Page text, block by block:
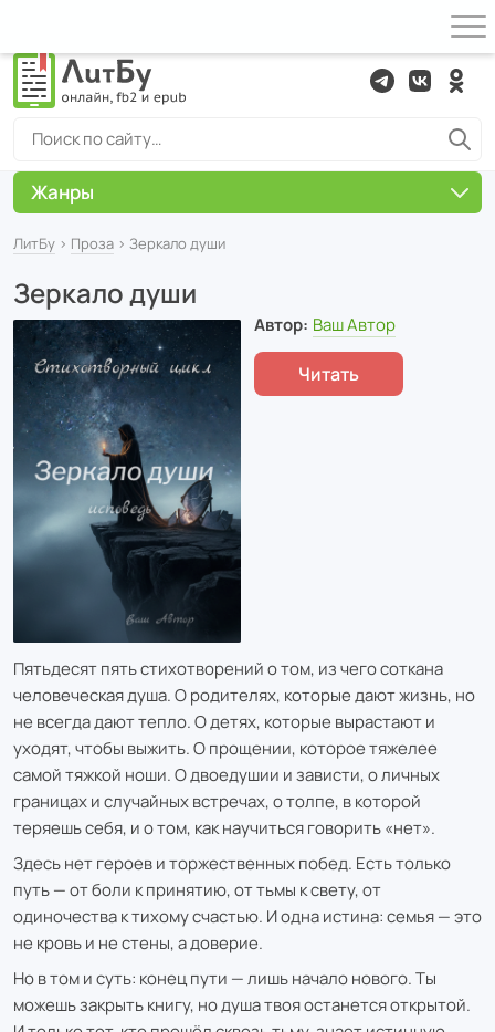
ЛитБу › Проза › Зеркало души
Зеркало души
Автор: Ваш Автор
Читать
Пятьдесят пять стихотворений о том, из чего соткана
человеческая душа. О родителях, которые дают жизнь, но
не всегда дают тепло. О детях, которые вырастают и
уходят, чтобы выжить. О прощении, которое тяжелее
самой тяжкой ноши. О двоедушии и зависти, о личных
границах и случайных встречах, о толпе, в которой
теряешь себя, и о том, как научиться говорить «нет».
Здесь нет героев и торжественных побед. Есть только
путь — от боли к принятию, от тьмы к свету, от
одиночества к тихому счастью. И одна истина: семья — это
не кровь и не стены, а доверие.
Но в том и суть: конец пути — лишь начало нового. Ты
можешь закрыть книгу, но душа твоя останется открытой.
Жанры